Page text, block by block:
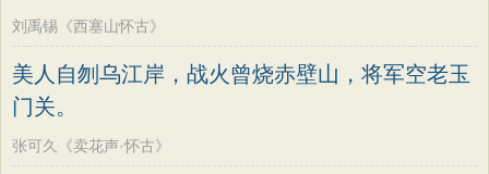
刘禹锡《西塞山怀古》
美人自刎乌江岸，战火曾烧赤壁山，将军空老玉
门关。
张可久《卖花声·怀古》